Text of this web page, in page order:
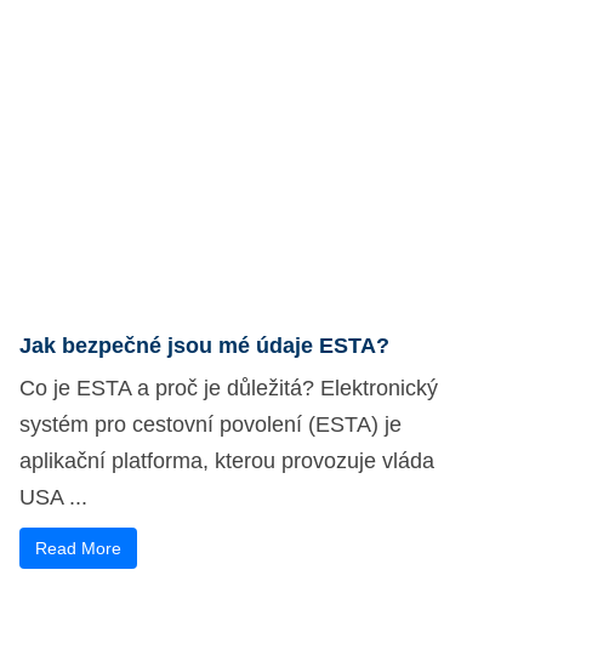
Jak bezpečné jsou mé údaje ESTA?
Co je ESTA a proč je důležitá? Elektronický
systém pro cestovní povolení (ESTA) je
aplikační platforma, kterou provozuje vláda
USA ...
Read More